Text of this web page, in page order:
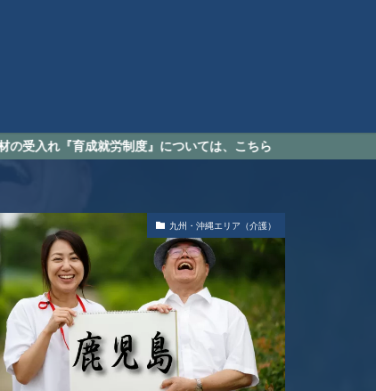
制度』については、こちら
九州・沖縄エリア（介護）